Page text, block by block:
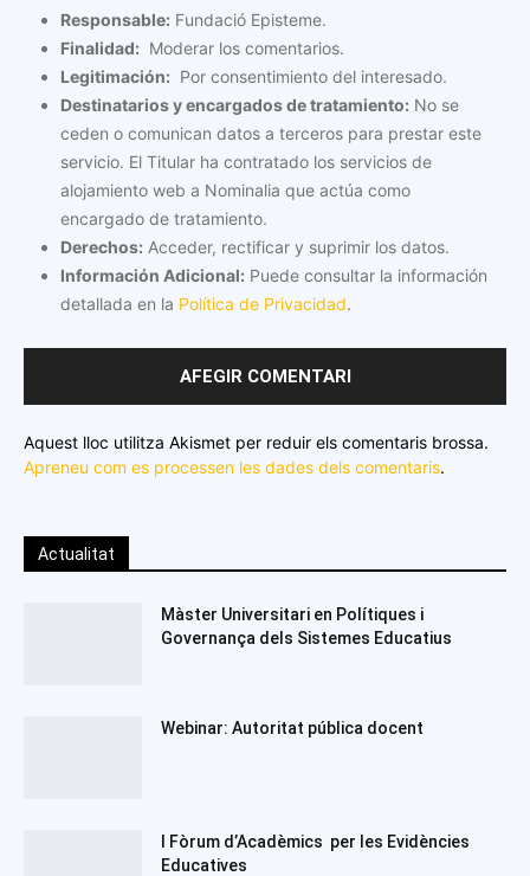
Responsable: Fundació Episteme.
Finalidad: Moderar los comentarios.
Legitimación: Por consentimiento del interesado.
Destinatarios y encargados de tratamiento: No se
ceden o comunican datos a terceros para prestar este
servicio. El Titular ha contratado los servicios de
alojamiento web a Nominalia que actúa como
encargado de tratamiento.
Derechos: Acceder, rectificar y suprimir los datos.
Información Adicional: Puede consultar la información
detallada en la Política de Privacidad.
Aquest lloc utilitza Akismet per reduir els comentaris brossa.
Apreneu com es processen les dades dels comentaris.
Actualitat
Màster Universitari en Polítiques i
Governança dels Sistemes Educatius
Webinar: Autoritat pública docent
I Fòrum d’Acadèmics per les Evidències
Educatives